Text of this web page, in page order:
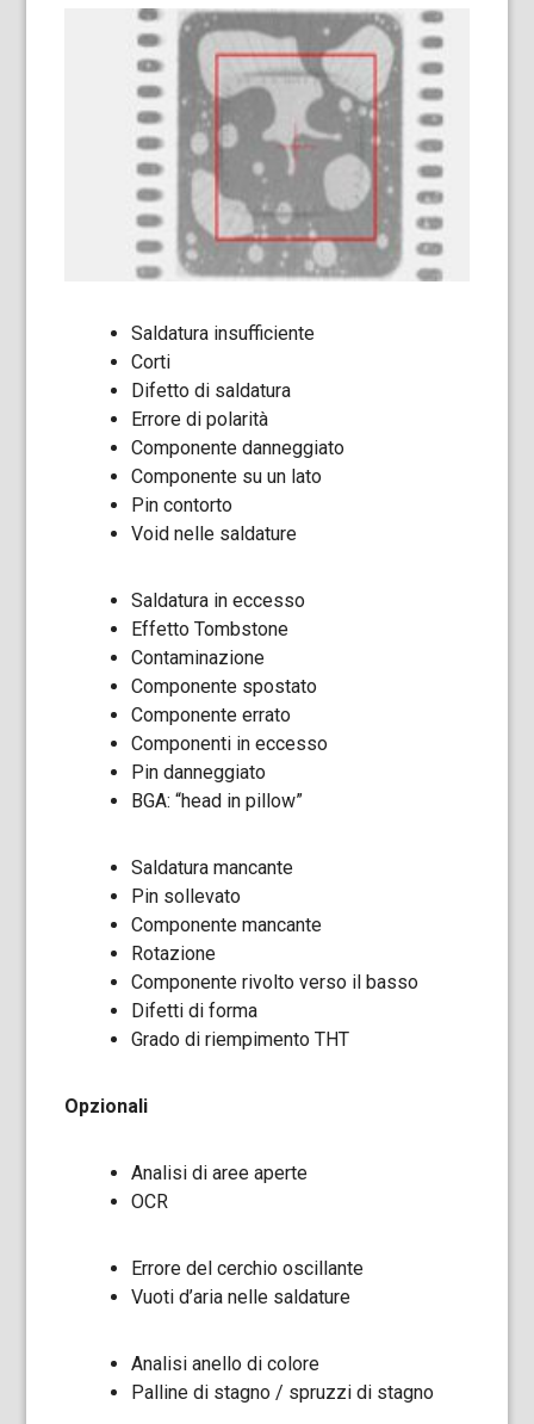
Saldatura insufficiente
Corti
Difetto di saldatura
Errore di polarità
Componente danneggiato
Componente su un lato
Pin contorto
Void nelle saldature
Saldatura in eccesso
Effetto Tombstone
Contaminazione
Componente spostato
Componente errato
Componenti in eccesso
Pin danneggiato
BGA: “head in pillow”
Saldatura mancante
Pin sollevato
Componente mancante
Rotazione
Componente rivolto verso il basso
Difetti di forma
Grado di riempimento THT
Opzionali
Analisi di aree aperte
OCR
Errore del cerchio oscillante
Vuoti d’aria nelle saldature
Analisi anello di colore
Palline di stagno / spruzzi di stagno